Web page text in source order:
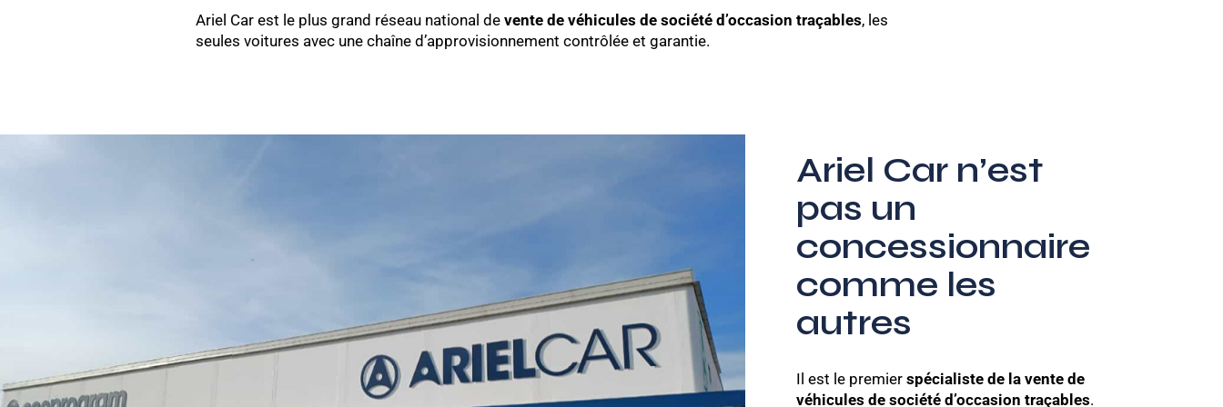
Ariel Car est le plus grand réseau national devente de véhicules de société d’occasion traçables, les
seules voitures avec une chaîne d’approvisionnement contrôlée et garantie.
Ariel Car n’est
pas un
concessionnaire
comme les
autres
Il est le premierspécialiste de la vente de
véhicules de société d’occasion traçables.